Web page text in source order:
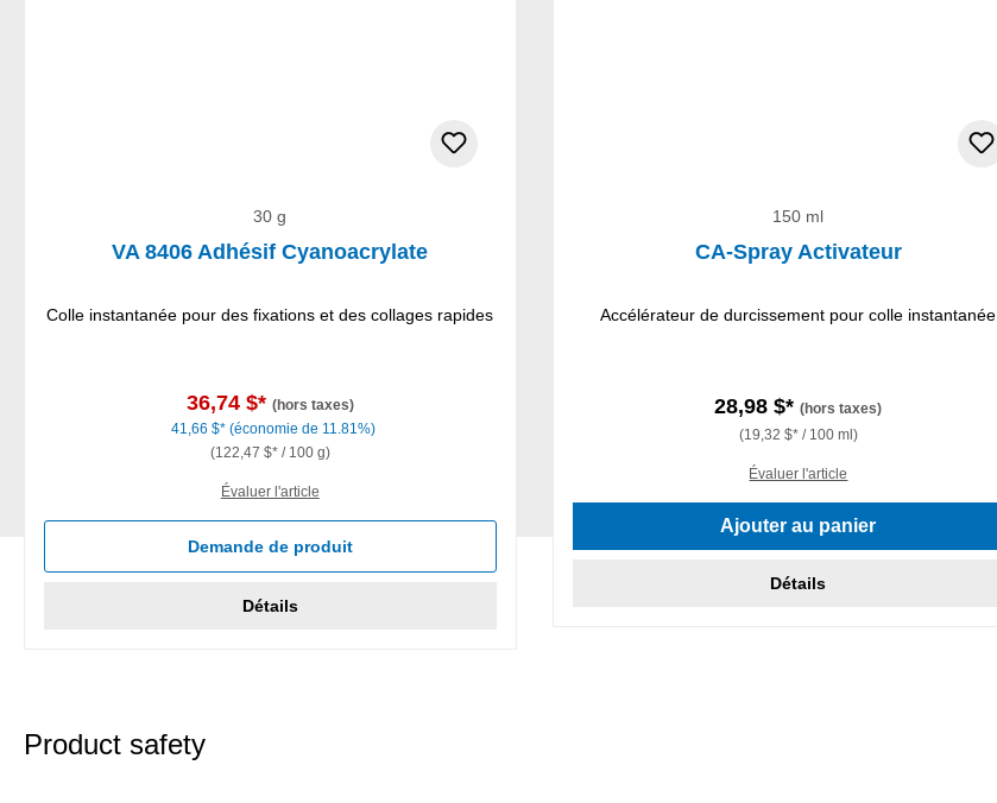
30 g
VA 8406 Adhésif Cyanoacrylate
Colle instantanée pour des fixations et des collages rapides
36,74 $* (hors taxes)
41,66 $* (économie de 11.81%)
(122,47 $* / 100 g)
Évaluer l'article
Demande de produit
Détails
150 ml
CA-Spray Activateur
Accélérateur de durcissement pour colle instantanée
28,98 $*(hors taxes)
(19,32 $* / 100 ml)
Évaluer l'article
Ajouter au panier
Détails
Product safety